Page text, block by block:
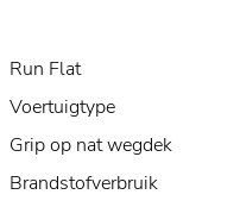
Run Flat
Voertuigtype
Grip op nat wegdek
Brandstofverbruik